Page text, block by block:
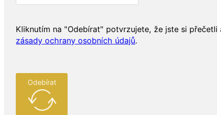
Kliknutím na "Odebírat" potvrzujete, že jste si přečetli
zásady ochrany osobních údajů.
Odebírat